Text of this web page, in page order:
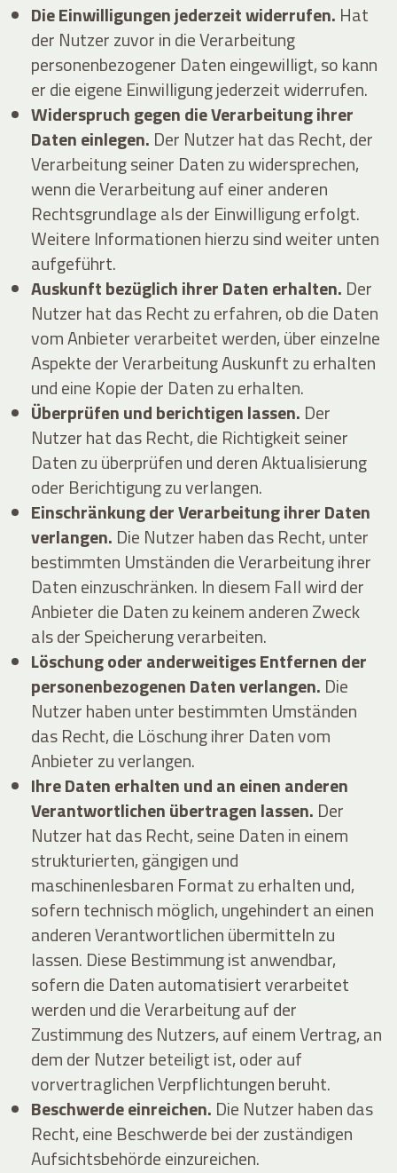
Die Einwilligungen jederzeit widerrufen. Hat
der Nutzer zuvor in die Verarbeitung
personenbezogener Daten eingewilligt, so kann
er die eigene Einwilligung jederzeit widerrufen.
Widerspruch gegen die Verarbeitung ihrer
Daten einlegen. Der Nutzer hat das Recht, der
Verarbeitung seiner Daten zu widersprechen,
wenn die Verarbeitung auf einer anderen
Rechtsgrundlage als der Einwilligung erfolgt.
Weitere Informationen hierzu sind weiter unten
aufgeführt.
Auskunft bezüglich ihrer Daten erhalten. Der
Nutzer hat das Recht zu erfahren, ob die Daten
vom Anbieter verarbeitet werden, über einzelne
Aspekte der Verarbeitung Auskunft zu erhalten
und eine Kopie der Daten zu erhalten.
Überprüfen und berichtigen lassen. Der
Nutzer hat das Recht, die Richtigkeit seiner
Daten zu überprüfen und deren Aktualisierung
oder Berichtigung zu verlangen.
Einschränkung der Verarbeitung ihrer Daten
verlangen. Die Nutzer haben das Recht, unter
bestimmten Umständen die Verarbeitung ihrer
Daten einzuschränken. In diesem Fall wird der
Anbieter die Daten zu keinem anderen Zweck
als der Speicherung verarbeiten.
Löschung oder anderweitiges Entfernen der
personenbezogenen Daten verlangen. Die
Nutzer haben unter bestimmten Umständen
das Recht, die Löschung ihrer Daten vom
Anbieter zu verlangen.
Ihre Daten erhalten und an einen anderen
Verantwortlichen übertragen lassen. Der
Nutzer hat das Recht, seine Daten in einem
strukturierten, gängigen und
maschinenlesbaren Format zu erhalten und,
sofern technisch möglich, ungehindert an einen
anderen Verantwortlichen übermitteln zu
lassen. Diese Bestimmung ist anwendbar,
sofern die Daten automatisiert verarbeitet
werden und die Verarbeitung auf der
Zustimmung des Nutzers, auf einem Vertrag, an
dem der Nutzer beteiligt ist, oder auf
vorvertraglichen Verpflichtungen beruht.
Beschwerde einreichen. Die Nutzer haben das
Recht, eine Beschwerde bei der zuständigen
Aufsichtsbehörde einzureichen.